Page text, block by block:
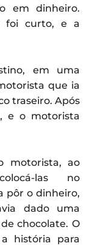
em dinheiro.
foi curto, e a
em uma
que ia
traseiro. Após
e o motorista
motorista, ao
las no
pôr o dinheiro,
dado uma
chocolate. O
história para